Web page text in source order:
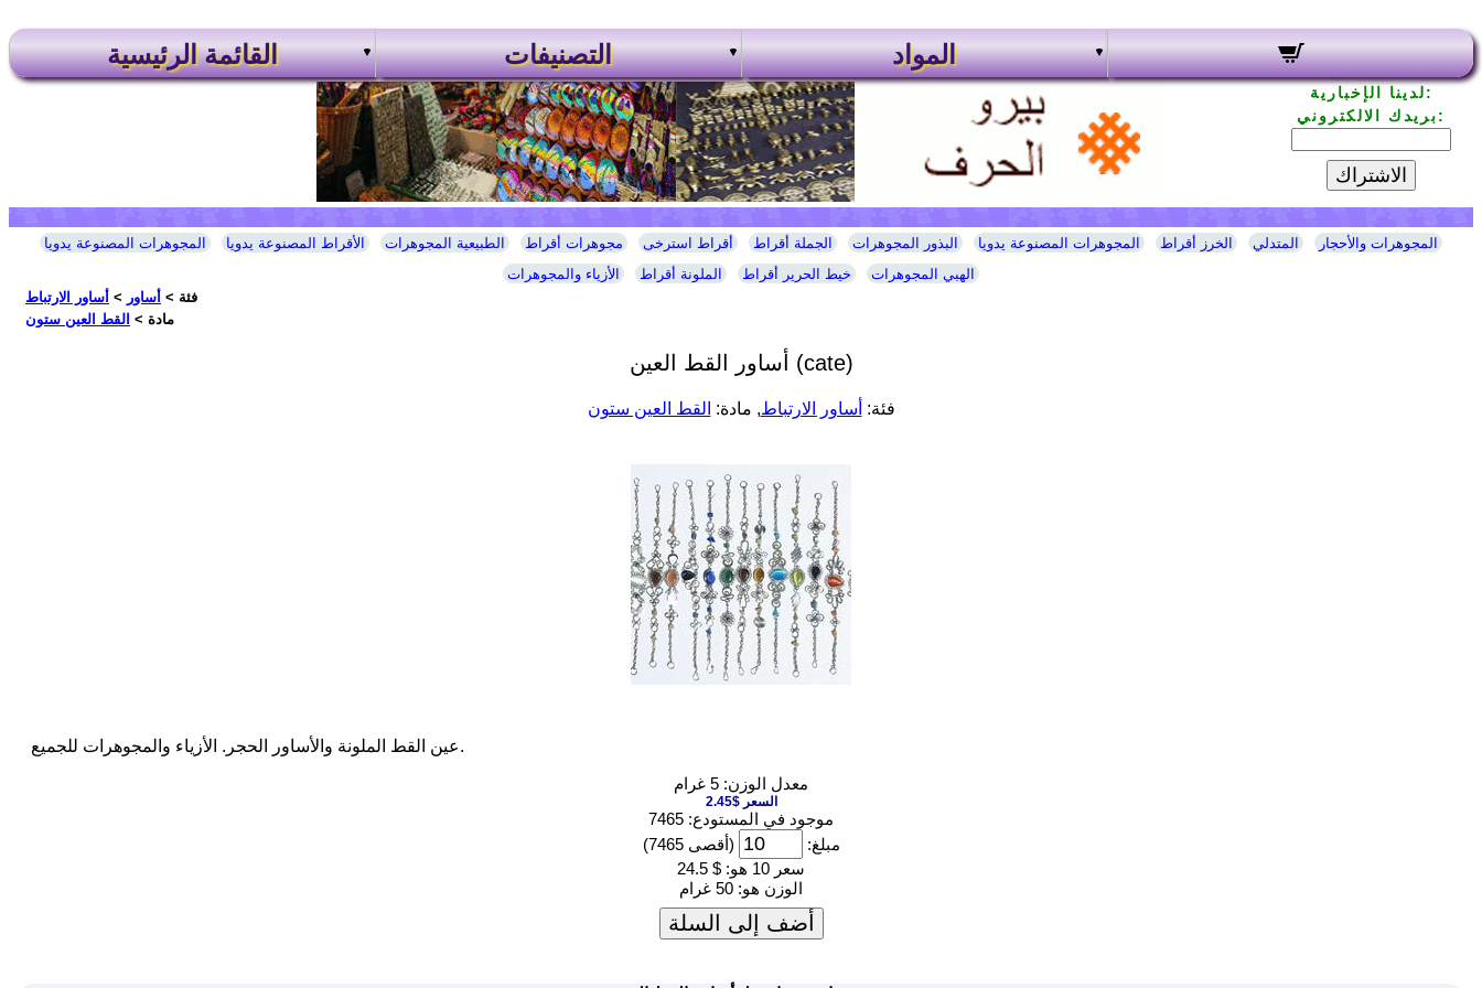
القائمة الرئيسية التصنيفات المواد
لدينا الإخبارية:
بريدك الالكتروني:
الاشتراك
المجوهرات المصنوعة يدويا الأقراط المصنوعة يدويا الطبيعية المجوهرات مجوهرات أقراط أقراط استرخى الجملة أقراط البذور المجوهرات المجوهرات المصنوعة يدويا الخرز أقراط المتدلي
المجوهرات والأحجار
الأزياء والمجوهرات
الملونة أقراط خيط الحرير أقراط
الهبي المجوهرات
فئة > أساور > أساور الارتباط
مادة > القط العين ستون
أساور القط العين (cate)
فئة: أساور الارتباط, مادة: القط العين ستون
عين القط الملونة والأساور الحجر. الأزياء والمجوهرات للجميع.
معدل الوزن: 5 غرام
السعر $2.45
موجود في المستودع: 7465
مبلغ:
(أقصى 7465)
سعر 10 هو:
$ 24.5
الوزن هو: 50 غرام
أضف إلى السلة